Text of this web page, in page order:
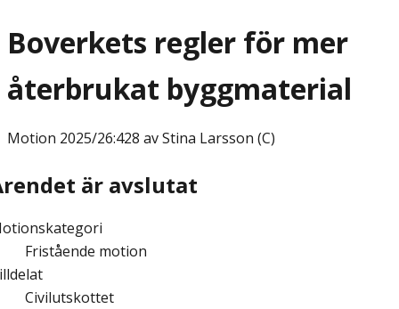
Boverkets regler för mer
återbrukat byggmaterial
Motion 2025/26:428 av Stina Larsson (C)
är avslutat
Fristående motion
Civilutskottet